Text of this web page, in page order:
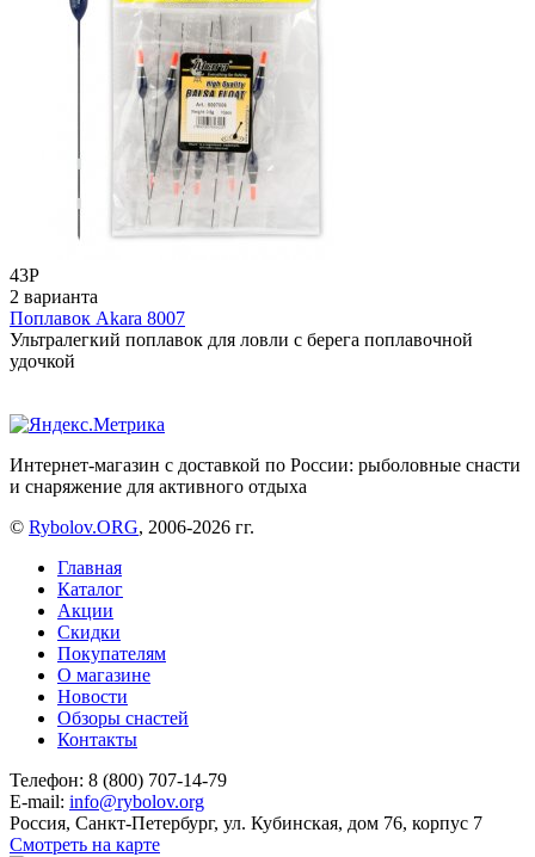
43Р
2 варианта
Поплавок Akara 8007
Ультралегкий поплавок для ловли с берега поплавочной
удочкой
Интернет-магазин с доставкой по России: рыболовные снасти
и снаряжение для активного отдыха
© Rybolov.ORG, 2006-2026 гг.
Главная
Каталог
Акции
Скидки
Покупателям
О магазине
Новости
Обзоры снастей
Контакты
Телефон: 8 (800) 707-14-79
E-mail: info@rybolov.org
Россия, Санкт-Петербург, ул. Кубинская, дом 76, корпус 7
Смотреть на карте